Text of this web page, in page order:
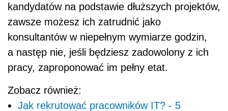
kandydatów na podstawie dłuższych projektów,
zawsze możesz ich zatrudnić jako
konsultantów w niepełnym wymiarze godzin,
a następ nie, jeśli będziesz zadowolony z ich
pracy, zaproponować im pełny etat.
Zobacz również:
Jak rekrutować pracowników IT? - 5